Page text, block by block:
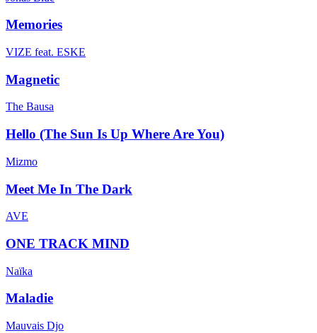
Memories
VIZE feat. ESKE
Magnetic
The Bausa
Hello (The Sun Is Up Where Are You)
Mizmo
Meet Me In The Dark
AVE
ONE TRACK MIND
Naïka
Maladie
Mauvais Djo